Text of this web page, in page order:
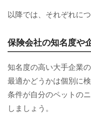
以降では、それぞれに
保険会社の知名度や
知名度の高い大手企業
最適かどうかは個別に
条件が自分のペットの
しましょう。